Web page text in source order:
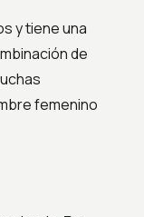
y tiene una
de
femenino